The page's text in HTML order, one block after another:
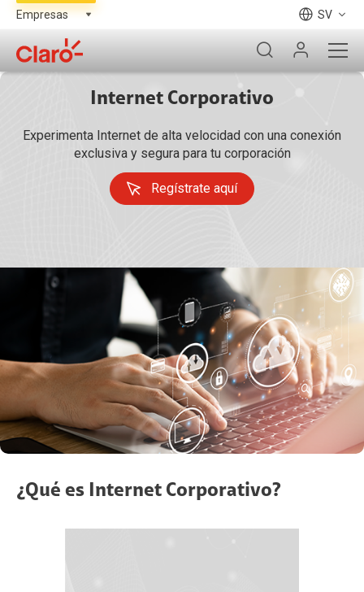
SV
Internet Corporativo
Experimenta Internet de alta velocidad con una conexión
exclusiva y segura para tu corporación
Regístrate aquí
¿Qué es Internet Corporativo?